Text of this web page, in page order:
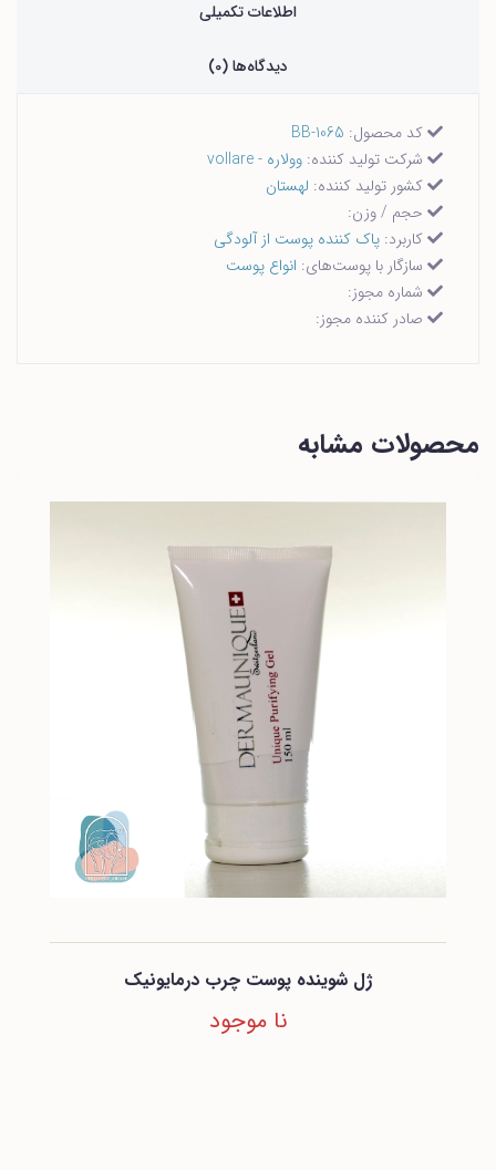
اطلاعات تکمیلی
دیدگاه‌ها (0)
کد محصول: BB-1065
شرکت تولید کننده: وولاره - vollare
کشور تولید کننده: لهستان
حجم / وزن:
کاربرد: پاک کننده پوست از آلودگی
سازگار با پوست‌های: انواع پوست
شماره مجوز:
صادر کننده مجوز:
محصولات مشابه
ژل شوینده پوست چرب درمایونیک
نا موجود